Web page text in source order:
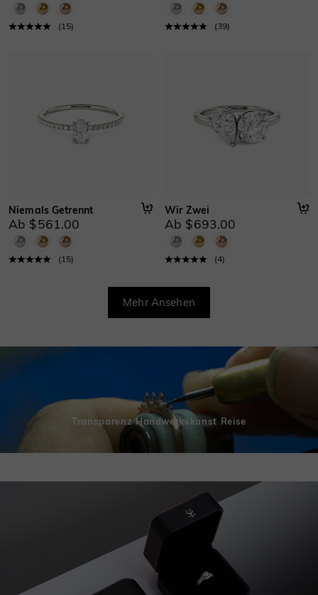
( 15) (39)
Niemals Getrennt
Ab $561.00
( 15)
Wir Zwei
Ab $693.00
(4)
Mehr Ansehen
Transparenz Handwerkskunst Reise